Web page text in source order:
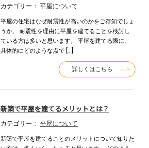
カテゴリー： 平屋について
平屋の住宅はなぜ耐震性が高いのかをご存知でしょ
うか。 耐震性を理由に平屋を建てることを検討し
ている方は多いと思います。 平屋を建てる際に、
具体的にどのような点で […]
詳しくはこちら
新築で平屋を建てるメリットとは？
カテゴリー： 平屋について
新築で平屋を建てることのメリットについて知りた